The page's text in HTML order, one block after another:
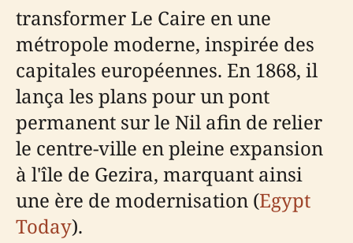
transformer Le Caire en une
métropole moderne, inspirée des
capitales européennes. En 1868, il
lança les plans pour un pont
permanent sur le Nil afin de relier
le centre-ville en pleine expansion
à l'île de Gezira, marquant ainsi
une ère de modernisation (Egypt
Today).